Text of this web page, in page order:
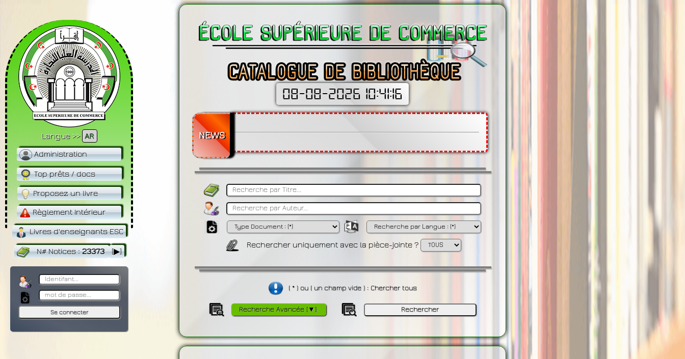
Langue >> AR
Administration
Top prêts / docs
Proposez un livre
Règlement Intérieur
Livres d'enseignants ESC
N# Notices:23373 [▶]
08-08-2026 10:41:17
NEWS
Rechercher uniquement avec la pièce-jointe ?
( * ) ou ( un champ vide ) : Chercher tous
Recherche Avancée [▼]